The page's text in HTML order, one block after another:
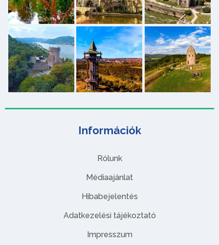
Információk
Rólunk
Médiaajánlat
Hibabejelentés
Adatkezelési tájékoztató
Impresszum